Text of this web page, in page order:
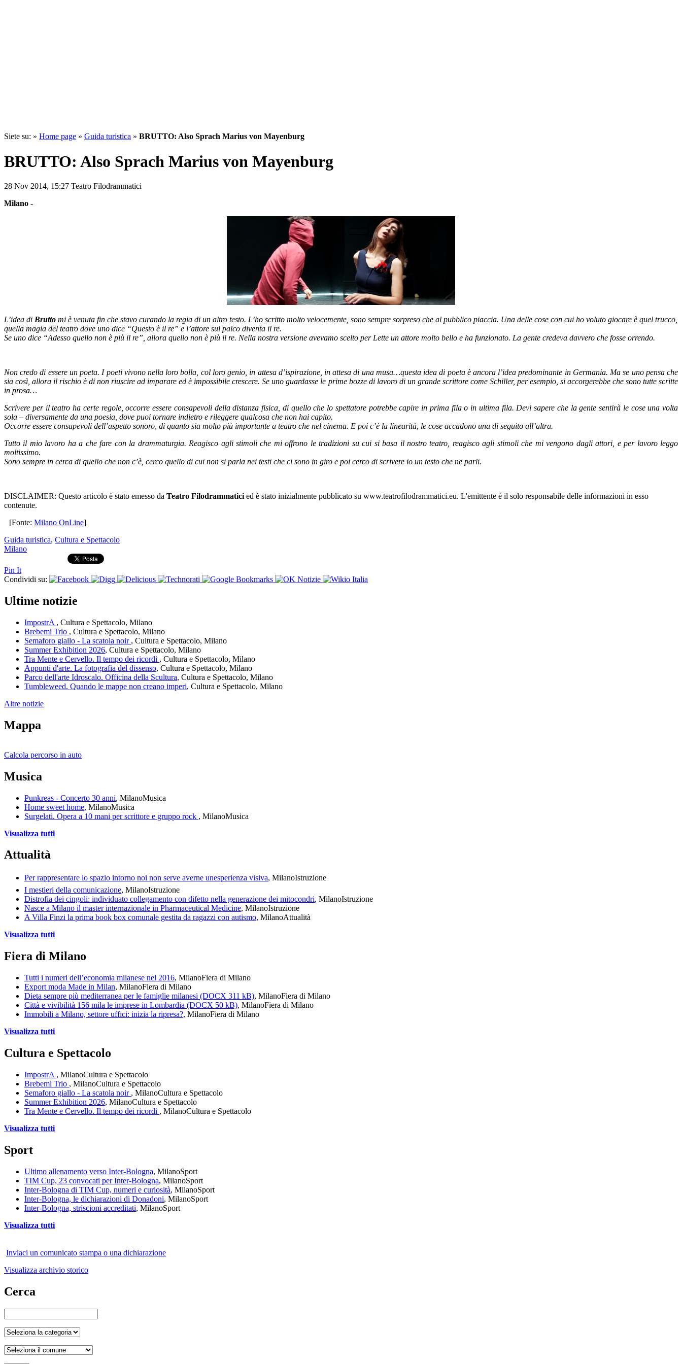
Siete su: » Home page » Guida turistica » BRUTTO: Also Sprach Marius von Mayenburg
BRUTTO: Also Sprach Marius von Mayenburg
28 Nov 2014, 15:27 Teatro Filodrammatici
Milano -
L’idea di Brutto mi è venuta fin che stavo curando la regia di un altro testo. L’ho scritto molto velocemente, sono sempre sorpreso che al pubblico piaccia. Una delle cose con cui ho voluto giocare è quel trucco,
quella magia del teatro dove uno dice “Questo è il re” e l’attore sul palco diventa il re.
Se uno dice “Adesso quello non è più il re”, allora quello non è più il re. Nella nostra versione avevamo scelto per Lette un attore molto bello e ha funzionato. La gente credeva davvero che fosse orrendo.
Non credo di essere un poeta. I poeti vivono nella loro bolla, col loro genio, in attesa d’ispirazione, in attesa di una musa…questa idea di poeta è ancora l’idea predominante in Germania. Ma se uno pensa che
sia così, allora il rischio è di non riuscire ad imparare ed è impossibile crescere. Se uno guardasse le prime bozze di lavoro di un grande scrittore come Schiller, per esempio, si accorgerebbe che sono tutte scritte
in prosa…
Scrivere per il teatro ha certe regole, occorre essere consapevoli della distanza fisica, di quello che lo spettatore potrebbe capire in prima fila o in ultima fila. Devi sapere che la gente sentirà le cose una volta
sola – diversamente da una poesia, dove puoi tornare indietro e rileggere qualcosa che non hai capito.
Occorre essere consapevoli dell’aspetto sonoro, di quanto sia molto più importante a teatro che nel cinema. E poi c’è la linearità, le cose accadono una di seguito all’altra.
Tutto il mio lavoro ha a che fare con la drammaturgia. Reagisco agli stimoli che mi offrono le tradizioni su cui si basa il nostro teatro, reagisco agli stimoli che mi vengono dagli attori, e per lavoro leggo
moltissimo.
Sono sempre in cerca di quello che non c’è, cerco quello di cui non si parla nei testi che ci sono in giro e poi cerco di scrivere io un testo che ne parli.
DISCLAIMER: Questo articolo è stato emesso da Teatro Filodrammatici ed è stato inizialmente pubblicato su www.teatrofilodrammatici.eu. L'emittente è il solo responsabile delle informazioni in esso
contenute.
[Fonte: Milano OnLine]
Guida turistica, Cultura e Spettacolo
Milano
Pin It
Condividi su:
Ultime notizie
ImpostrA , Cultura e Spettacolo, Milano
Brebemi Trio , Cultura e Spettacolo, Milano
Semaforo giallo - La scatola noir , Cultura e Spettacolo, Milano
Summer Exhibition 2026, Cultura e Spettacolo, Milano
Tra Mente e Cervello. Il tempo dei ricordi , Cultura e Spettacolo, Milano
Appunti d'arte. La fotografia del dissenso, Cultura e Spettacolo, Milano
Parco dell'arte Idroscalo. Officina della Scultura, Cultura e Spettacolo, Milano
Tumbleweed. Quando le mappe non creano imperi, Cultura e Spettacolo, Milano
Altre notizie
Mappa
Calcola percorso in auto
Musica
Punkreas - Concerto 30 anni, MilanoMusica
Home sweet home, MilanoMusica
Surgelati. Opera a 10 mani per scrittore e gruppo rock , MilanoMusica
Visualizza tutti
Attualità
Per rappresentare lo spazio intorno noi non serve averne unesperienza visiva, MilanoIstruzione
I mestieri della comunicazione, MilanoIstruzione
Distrofia dei cingoli: individuato collegamento con difetto nella generazione dei mitocondri, MilanoIstruzione
Nasce a Milano il master internazionale in Pharmaceutical Medicine, MilanoIstruzione
A Villa Finzi la prima book box comunale gestita da ragazzi con autismo, MilanoAttualità
Visualizza tutti
Fiera di Milano
Tutti i numeri dell’economia milanese nel 2016, MilanoFiera di Milano
Export moda Made in Milan, MilanoFiera di Milano
Dieta sempre più mediterranea per le famiglie milanesi (DOCX 311 kB), MilanoFiera di Milano
Città e vivibilità 156 mila le imprese in Lombardia (DOCX 50 kB), MilanoFiera di Milano
Immobili a Milano, settore uffici: inizia la ripresa?, MilanoFiera di Milano
Visualizza tutti
Cultura e Spettacolo
ImpostrA , MilanoCultura e Spettacolo
Brebemi Trio , MilanoCultura e Spettacolo
Semaforo giallo - La scatola noir , MilanoCultura e Spettacolo
Summer Exhibition 2026, MilanoCultura e Spettacolo
Tra Mente e Cervello. Il tempo dei ricordi , MilanoCultura e Spettacolo
Visualizza tutti
Sport
Ultimo allenamento verso Inter-Bologna, MilanoSport
TIM Cup, 23 convocati per Inter-Bologna, MilanoSport
Inter-Bologna di TIM Cup, numeri e curiosità, MilanoSport
Inter-Bologna, le dichiarazioni di Donadoni, MilanoSport
Inter-Bologna, striscioni accreditati, MilanoSport
Visualizza tutti
Inviaci un comunicato stampa o una dichiarazione
Visualizza archivio storico
Cerca